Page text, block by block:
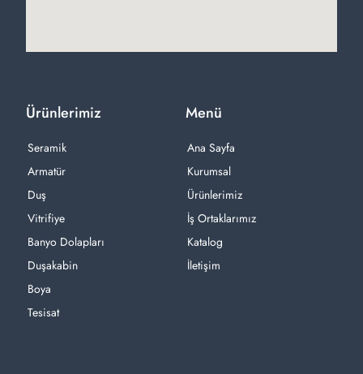
Menü
Ana Sayfa
Kurumsal
Ürünlerimiz
İş Ortaklarımız
Katalog
İletişim
Ürünlerimiz
Seramik
Armatür
Duş
Vitrifiye
Banyo Dolapları
Duşakabin
Boya
Tesisat